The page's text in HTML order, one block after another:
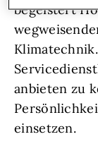
begeistert
anbieten zu
einsetzen.